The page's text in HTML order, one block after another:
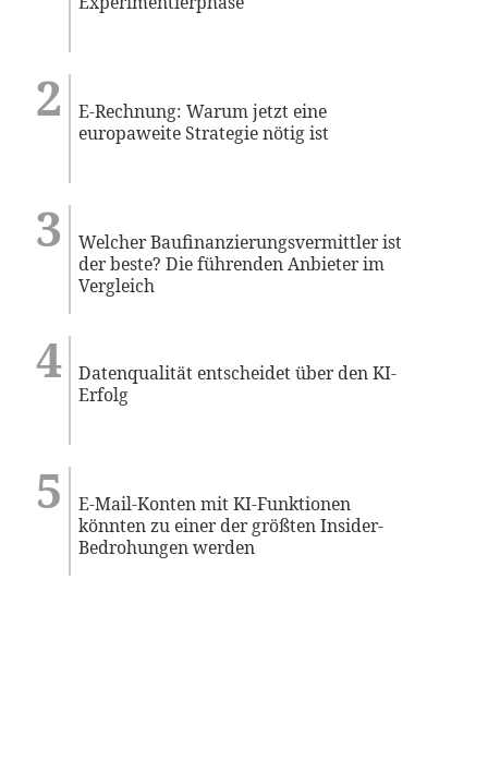
E-Rechnung: Warum jetzt eine
europaweite Strategie nötig ist
Welcher Baufinanzierungsvermittler ist
der beste? Die führenden Anbieter im
Vergleich
Datenqualität entscheidet über den KI-
Erfolg
E-Mail-Konten mit KI-Funktionen
könnten zu einer der größten Insider-
Bedrohungen werden